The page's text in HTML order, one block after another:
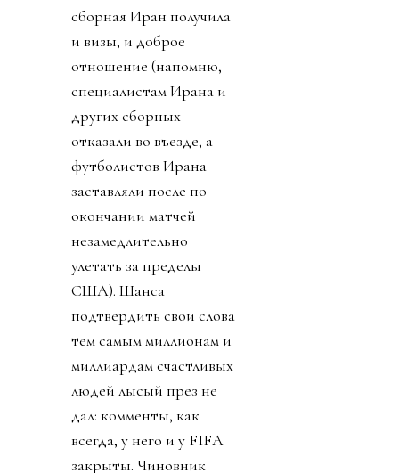
сборная Иран получила
и визы, и доброе
отношение (напомню,
специалистам Ирана и
других сборных
отказали во въезде, а
футболистов Ирана
заставляли после по
окончании матчей
незамедлительно
улетать за пределы
США). Шанса
подтвердить свои слова
тем самым миллионам и
миллиардам счастливых
людей лысый през не
дал: комменты, как
всегда, у него и у FIFA
закрыты. Чиновник